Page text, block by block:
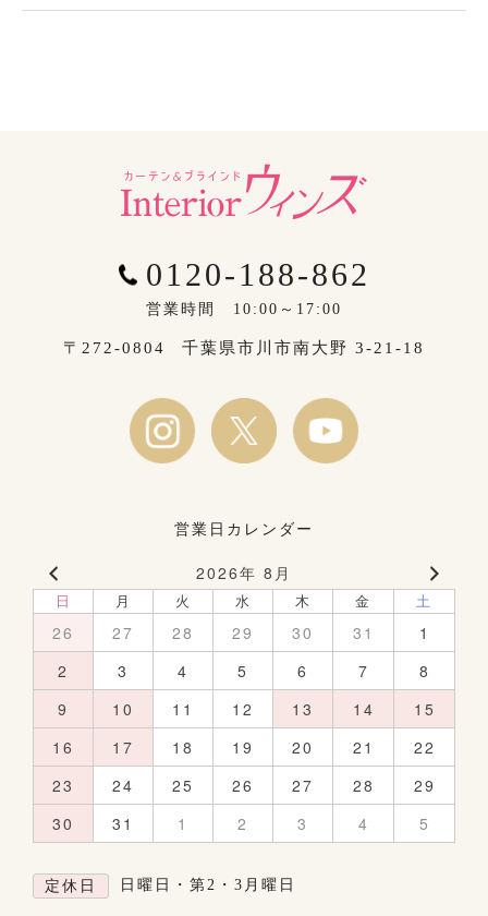
0120-188-862
営業時間 10:00～17:00
〒272-0804 千葉県市川市南大野 3-21-18
営業日カレンダー
2026年 8月
日 月 火 水 木 金 土
26 27 28 29 30 31
1
2
3 4 5 6 7
8
9
10 11 12 13 14
15
16
17 18 19 20 21
22
23
24 25 26 27 28
29
30
31 1 2 3 4 5
定休日 日曜日・第2・3月曜日